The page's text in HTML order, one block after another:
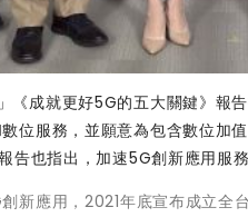
《成就更好5G的五大關鍵》報
位服務，並願意為包含數位加
告也指出，加速5G創新應用服
新應用，2021年底宣布成立